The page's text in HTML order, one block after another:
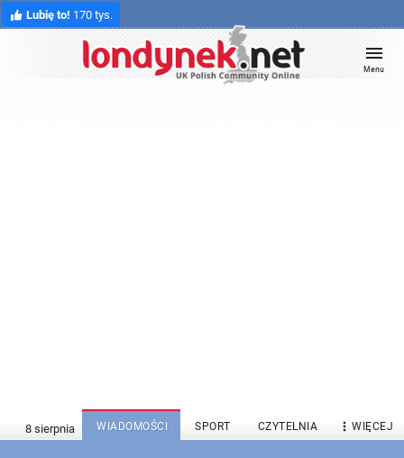
Lubię to! 170 tys.
Menu
WIADOMOŚCI SPORT CZYTELNIA  WIĘCEJ